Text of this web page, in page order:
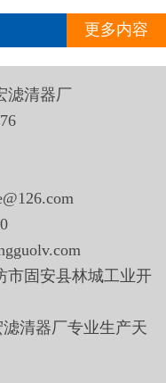
更多内容
滤清器厂
市固安县林城工业开
清器厂专业生产天